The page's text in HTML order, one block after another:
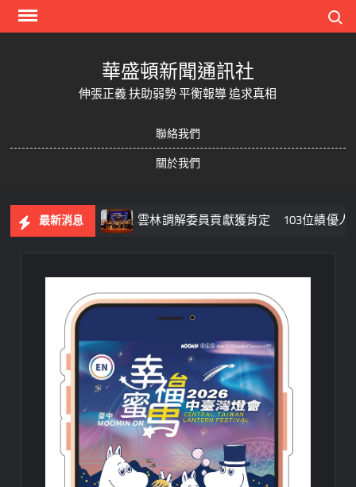
Skip
華盛頓新聞通訊社
伸張正義 扶助弱勢 平衡報導 追求真相
聯絡我們
關於我們
最新消息
備 雲林調解委員貢獻獲肯定 103位績優人員接受表揚